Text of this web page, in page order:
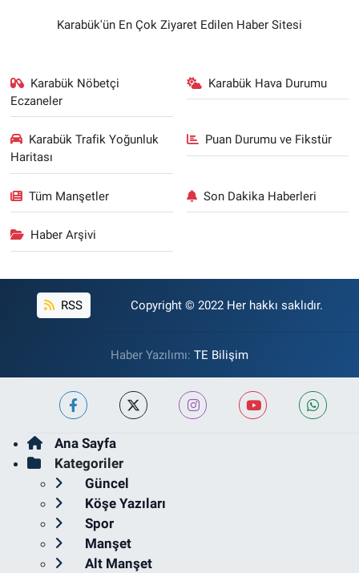
Karabük'ün En Çok Ziyaret Edilen Haber Sitesi
Karabük Nöbetçi
Eczaneler
Karabük Hava Durumu
Karabük Trafik Yoğunluk
Haritası
Puan Durumu ve Fikstür
Tüm Manşetler Son Dakika Haberleri
Haber Arşivi
RSS Copyright © 2022 Her hakkı saklıdır.
Haber Yazılımı: TE Bilişim
Ana Sayfa
Kategoriler
Güncel
Köşe Yazıları
Spor
Manşet
Alt Manşet